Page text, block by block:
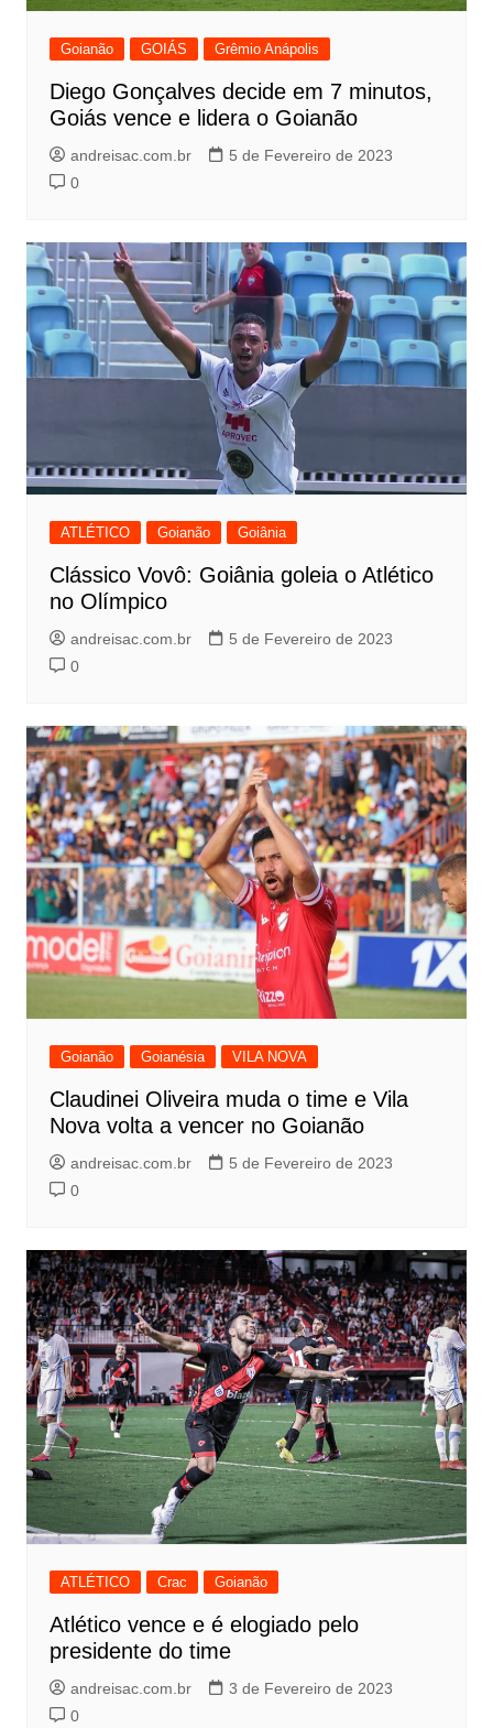
Goianão GOIÁS Grêmio Anápolis
Diego Gonçalves decide em 7 minutos,
Goiás vence e lidera o Goianão
andreisac.com.br
5 de Fevereiro de 2023
0
ATLÉTICO Goianão Goiânia
Clássico Vovô: Goiânia goleia o Atlético
no Olímpico
andreisac.com.br
5 de Fevereiro de 2023
0
Goianão Goianésia VILA NOVA
Claudinei Oliveira muda o time e Vila
Nova volta a vencer no Goianão
andreisac.com.br
5 de Fevereiro de 2023
0
ATLÉTICO Crac Goianão
Atlético vence e é elogiado pelo
presidente do time
andreisac.com.br
3 de Fevereiro de 2023
0